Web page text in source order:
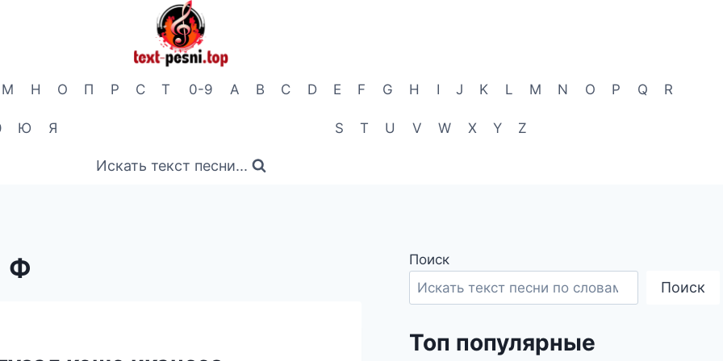
М Н О П Р С Т
Ю Я
0-9 A B C D E F G H I J K L M N O P Q R
S T U V W X Y Z
Искать текст песни...
Ф Поиск
Поиск
Топ популярные